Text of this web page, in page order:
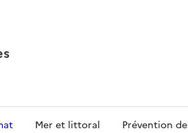
Mer et littoral Prévention